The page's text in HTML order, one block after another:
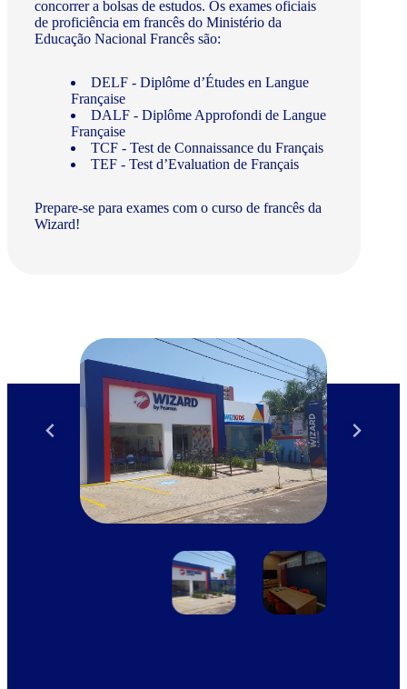
concorrer a bolsas de estudos. Os exames oficiais
de proficiência em francês do Ministério da
Educação Nacional Francês são:
DELF - Diplôme d’Études en Langue
Française
DALF - Diplôme Approfondi de Langue
Française
TCF - Test de Connaissance du Français
TEF - Test d’Evaluation de Français
Prepare-se para exames com o curso de francês da
Wizard!